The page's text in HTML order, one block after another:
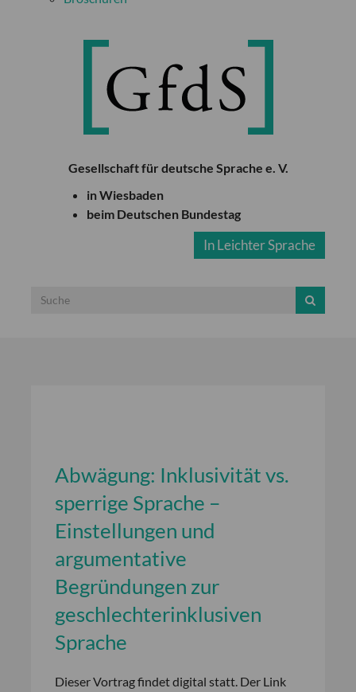
Gesellschaft für deutsche Sprache e. V.
in Wiesbaden
beim Deutschen Bundestag
In Leichter Sprache
Abwägung: Inklusivität vs.
sperrige Sprache –
Einstellungen und
argumentative
Begründungen zur
geschlechterinklusiven
Sprache
Dieser Vortrag findet digital statt. Der Link